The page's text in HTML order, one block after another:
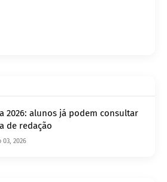
2026: alunos já podem consultar
de redação
03, 2026